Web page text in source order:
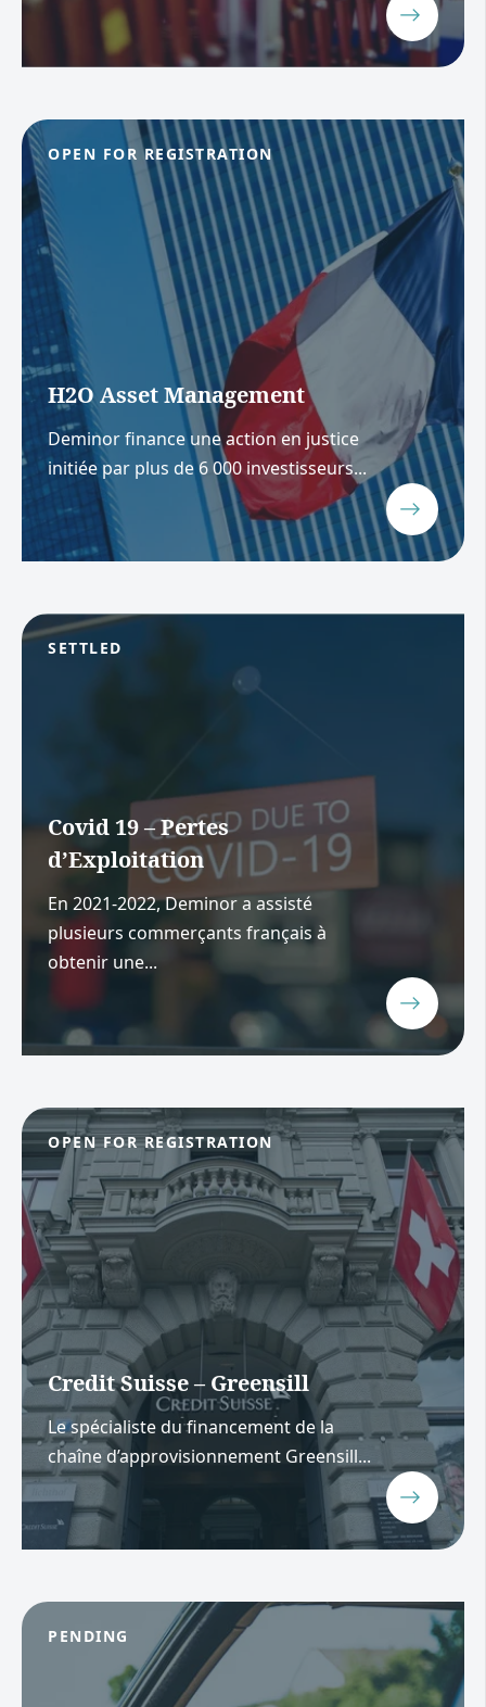
OPEN FOR REGISTRATION
H2O Asset Management
Deminor finance une action en justice
initiée par plus de 6 000 investisseurs...
SETTLED
Covid 19 – Pertes
d’Exploitation
En 2021-2022, Deminor a assisté
plusieurs commerçants français à
obtenir une...
OPEN FOR REGISTRATION
Credit Suisse – Greensill
Le spécialiste du financement de la
chaîne d’approvisionnement Greensill...
PENDING